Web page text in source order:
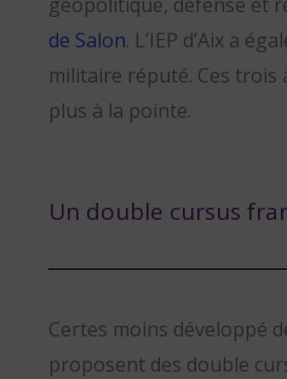
de Salon. L’IEP d’Aix a
militaire réputé. Ces trois
plus à la pointe.
Un double cursus
Certes moins développé
proposent des double